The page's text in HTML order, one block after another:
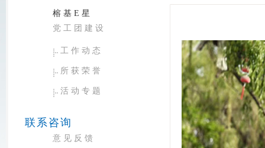
榕基E星
党工团建设
工作动态
所获荣誉
活动专题
联系咨询
意见反馈